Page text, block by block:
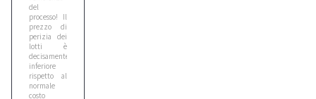
del
processo! Il
prezzo di
perizia dei
lotti è
decisamente
inferiore
rispetto al
normale
costo